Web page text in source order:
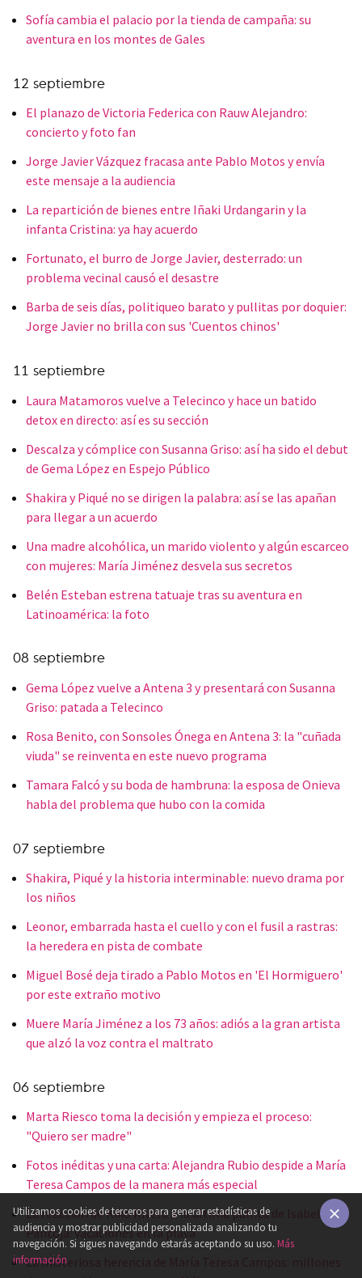
Sofía cambia el palacio por la tienda de campaña: su
aventura en los montes de Gales
12 septiembre
El planazo de Victoria Federica con Rauw Alejandro:
concierto y foto fan
Jorge Javier Vázquez fracasa ante Pablo Motos y envía
este mensaje a la audiencia
La repartición de bienes entre Iñaki Urdangarin y la
infanta Cristina: ya hay acuerdo
Fortunato, el burro de Jorge Javier, desterrado: un
problema vecinal causó el desastre
Barba de seis días, politiqueo barato y pullitas por doquier:
Jorge Javier no brilla con sus 'Cuentos chinos'
11 septiembre
Laura Matamoros vuelve a Telecinco y hace un batido
detox en directo: así es su sección
Descalza y cómplice con Susanna Griso: así ha sido el debut
de Gema López en Espejo Público
Shakira y Piqué no se dirigen la palabra: así se las apañan
para llegar a un acuerdo
Una madre alcohólica, un marido violento y algún escarceo
con mujeres: María Jiménez desvela sus secretos
Belén Esteban estrena tatuaje tras su aventura en
Latinoamérica: la foto
08 septiembre
Gema López vuelve a Antena 3 y presentará con Susanna
Griso: patada a Telecinco
Rosa Benito, con Sonsoles Ónega en Antena 3: la "cuñada
viuda" se reinventa en este nuevo programa
Tamara Falcó y su boda de hambruna: la esposa de Onieva
habla del problema que hubo con la comida
07 septiembre
Shakira, Piqué y la historia interminable: nuevo drama por
los niños
Leonor, embarrada hasta el cuello y con el fusil a rastras:
la heredera en pista de combate
Miguel Bosé deja tirado a Pablo Motos en 'El Hormiguero'
por este extraño motivo
Muere María Jiménez a los 73 años: adiós a la gran artista
que alzó la voz contra el maltrato
06 septiembre
Marta Riesco toma la decisión y empieza el proceso:
"Quiero ser madre"
Fotos inéditas y una carta: Alejandra Rubio despide a María
Teresa Campos de la manera más especial
La reacción de Kiko Rivera a la última pullita de Isabel
Pantoja: vacaciones en la playa
La misteriosa herencia de María Teresa Campos: millones
Utilizamos cookies de terceros para generar estadísticas de
audiencia y mostrar publicidad personalizada analizando tu
navegación. Si sigues navegando estarás aceptando su uso. Más
información